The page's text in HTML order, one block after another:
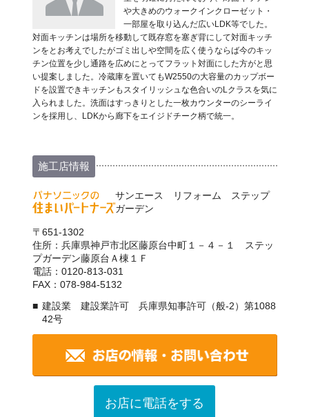
や大きめのウォークインクローゼット・
一部屋を取り込んだ広いLDK等でした。
対面キッチンは場所を移動して既存窓を塞ぎ背にして対面キッチ
ンをとお考えでしたがゴミ出しや空間を広く使うならば今のキッ
チン位置を少し通路を広めにとってフラット対面にした方がと思
い提案しました。冷蔵庫を置いてもW2550の大容量のカップボー
ドを設置できキッチンもスタイリッシュな色合いのLクラスを気に
入られました。洗面はすっきりとした一枚カウンターのシーライ
ンを採用し、LDKから廊下をエイジドチーク柄で統一。
施工店情報
サンエース リフォーム ステップ
ガーデン
〒651-1302
住所：兵庫県神戸市北区藤原台中町１－４－１ ステッ
プガーデン藤原台Ａ棟１Ｆ
電話：0120-813-031
FAX：078-984-5132
建設業 建設業許可 兵庫県知事許可（般-2）第1088
42号
お店に電話をする